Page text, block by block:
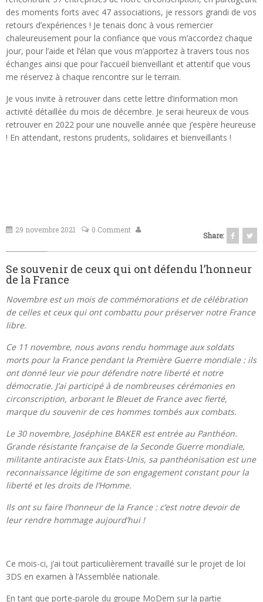
des moments forts avec 47 associations, je ressors grandi de vos
retours d’expériences ! Je tenais donc à vous remercier
chaleureusement pour la confiance que vous m’accordez chaque
jour, pour l’aide et l’élan que vous m’apportez à travers tous nos
échanges ainsi que pour l’accueil bienveillant et attentif que vous
me réservez à chaque rencontre sur le terrain.
Je vous invite à retrouver dans cette lettre d’information mon
activité détaillée du mois de décembre. Je serai heureux de vous
retrouver en 2022 pour une nouvelle année que j’espère heureuse
! En attendant, restons prudents, solidaires et bienveillants !
29 novembre 2021 0 Comment
Share:
Se souvenir de ceux qui ont défendu l’honneur
de la France
Novembre est un mois de commémorations et de célébration
de celles et ceux qui ont combattu pour préserver notre France
libre.
Ce 11 novembre, nous avons rendu hommage aux soldats
morts pour la France pendant la Première Guerre mondiale : ils
ont donné leur vie pour défendre notre liberté et notre
démocratie. J’ai participé à de nombreuses cérémonies en
circonscription, arborant le Bleuet de France avec fierté,
marque du souvenir de ces hommes tombés aux combats.
Le 30 novembre, Joséphine BAKER est entrée au Panthéon.
Grande résistante française de la Seconde Guerre mondiale,
militante antiraciste aux Etats-Unis, sa panthéonisation est une
reconnaissance légitime de son engagement constant pour la
liberté et les droits de l’Homme.
Ils ont su faire l’honneur de la France : c’est notre devoir de
leur rendre hommage aujourd’hui !
Ce mois-ci, j’ai tout particulièrement travaillé sur le projet de loi
3DS en examen à l’Assemblée nationale.
En tant que porte-parole du groupe MoDem sur la partie